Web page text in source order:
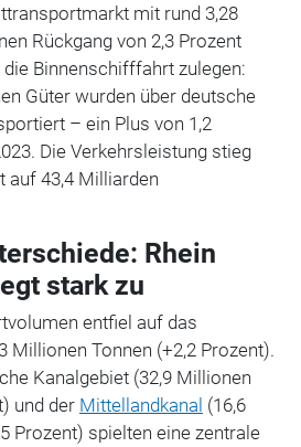
mit rund 3,28
Rückgang von 2,3 Prozent
Binnenschifffahrt zulegen:
Güter wurden über deutsche
– ein Plus von 1,2
Die Verkehrsleistung stieg
auf 43,4 Milliarden
Rhein
stark zu
entfiel auf das
Millionen Tonnen (+2,2 Prozent).
Kanalgebiet (32,9 Millionen
und der Mittellandkanal (16,6
Prozent) spielten eine zentrale